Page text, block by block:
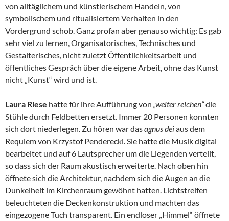
von alltäglichem und künstlerischem Handeln, von
symbolischem und ritualisiertem Verhalten in den
Vordergrund schob. Ganz profan aber genauso wichtig: Es gab
sehr viel zu lernen, Organisatorisches, Technisches und
Gestalterisches, nicht zuletzt Öffentlichkeitsarbeit und
öffentliches Gespräch über die eigene Arbeit, ohne das Kunst
nicht „Kunst“ wird und ist.
Laura Riese hatte für ihre Aufführung von „weiter reichen“die
Stühle durch Feldbetten ersetzt. Immer 20 Personen konnten
sich dort niederlegen. Zu hören war dasagnus deiaus dem
Requiem von Krzystof Penderecki. Sie hatte die Musik digital
bearbeitet und auf 6 Lautsprecher um die Liegenden verteilt,
so dass sich der Raum akustisch erweiterte. Nach oben hin
öffnete sich die Architektur, nachdem sich die Augen an die
Dunkelheit im Kirchenraum gewöhnt hatten. Lichtstreifen
beleuchteten die Deckenkonstruktion und machten das
eingezogene Tuch transparent. Ein endloser „Himmel“ öffnete